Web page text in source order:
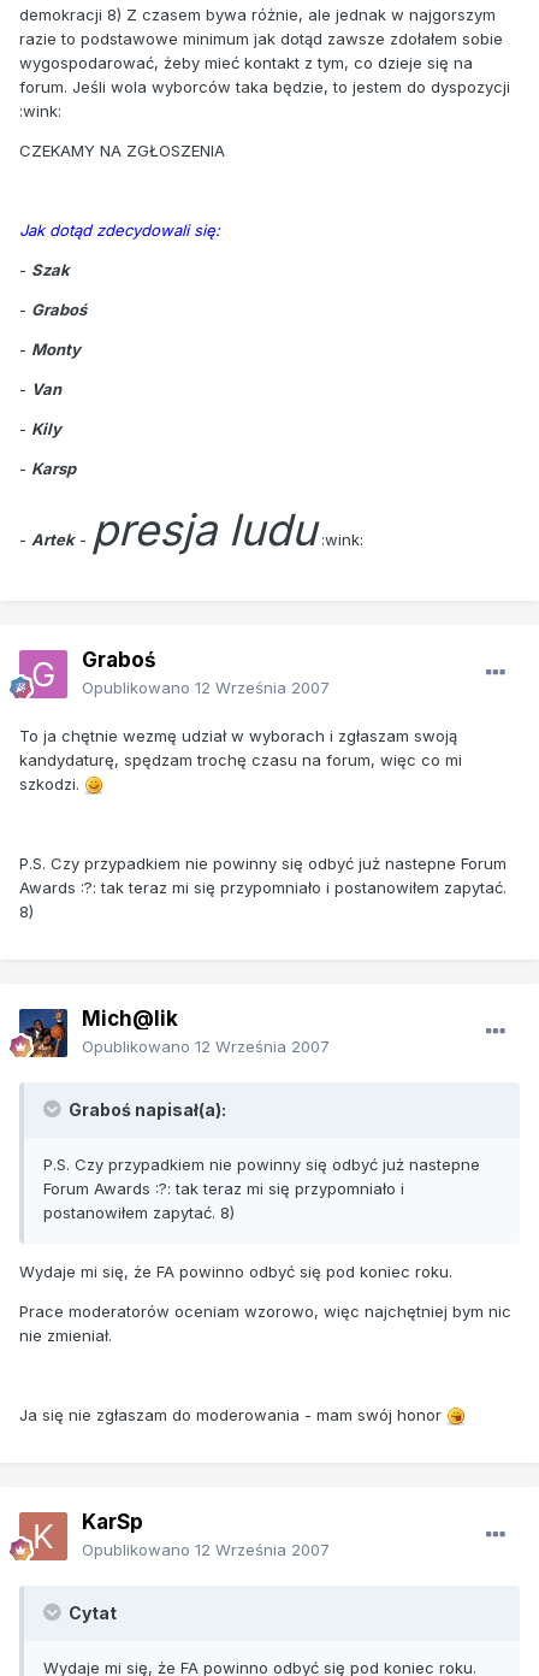
demokracji 8) Z czasem bywa różnie, ale jednak w najgorszym
razie to podstawowe minimum jak dotąd zawsze zdołałem sobie
wygospodarować, żeby mieć kontakt z tym, co dzieje się na
forum. Jeśli wola wyborców taka będzie, to jestem do dyspozycji
:wink:
CZEKAMY NA ZGŁOSZENIA
Jak dotąd zdecydowali się:
- Szak
- Graboś
- Monty
- Van
- Kily
- Karsp
- Artek- presja ludu:wink:
Graboś
Opublikowano 12 Września 2007
To ja chętnie wezmę udział w wyborach i zgłaszam swoją
kandydaturę, spędzam trochę czasu na forum, więc co mi
szkodzi.
P.S. Czy przypadkiem nie powinny się odbyć już nastepne Forum
Awards :?: tak teraz mi się przypomniało i postanowiłem zapytać.
8)
Mich@lik
Opublikowano 12 Września 2007
Graboś napisał(a):
P.S. Czy przypadkiem nie powinny się odbyć już nastepne
Forum Awards :?: tak teraz mi się przypomniało i
postanowiłem zapytać. 8)
Wydaje mi się, że FA powinno odbyć się pod koniec roku.
Prace moderatorów oceniam wzorowo, więc najchętniej bym nic
nie zmieniał.
Ja się nie zgłaszam do moderowania - mam swój honor
KarSp
Opublikowano 12 Września 2007
Cytat
Wydaje mi się, że FA powinno odbyć się pod koniec roku.